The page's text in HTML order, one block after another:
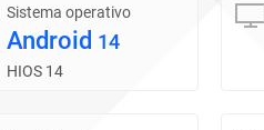
Sistema operativo
Android 14
HIOS 14